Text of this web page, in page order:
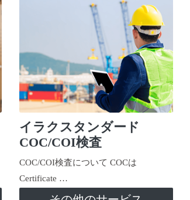
イラクスタンダード
COC/COI検査
COC/COI検査について COCは
Certificate …